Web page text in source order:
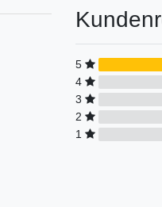
5
4
3
2
1